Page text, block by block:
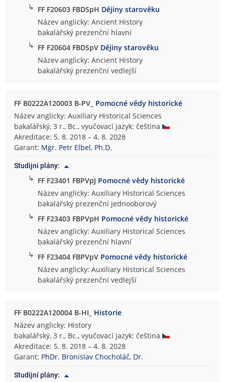
↳ FF F20603 FBDSpH Dějiny starověku
Název anglicky: Ancient History
bakalářský prezenční hlavní
↳ FF F20604 FBDSpV Dějiny starověku
Název anglicky: Ancient History
bakalářský prezenční vedlejší
FF B0222A120003 B-PV_ Pomocné vědy historické
Název anglicky: Auxiliary Historical Sciences
bakalářský, 3 r., Bc., vyučovací jazyk: čeština
Akreditace: 5. 8. 2018 – 4. 8. 2028
Garant: Mgr. Petr Elbel, Ph.D.
Studijní plány:
↳ FF F23401 FBPVpJ Pomocné vědy historické
Název anglicky: Auxiliary Historical Sciences
bakalářský prezenční jednooborový
↳ FF F23403 FBPVpH Pomocné vědy historické
Název anglicky: Auxiliary Historical Sciences
bakalářský prezenční hlavní
↳ FF F23404 FBPVpV Pomocné vědy historické
Název anglicky: Auxiliary Historical Sciences
bakalářský prezenční vedlejší
FF B0222A120004 B-HI_ Historie
Název anglicky: History
bakalářský, 3 r., Bc., vyučovací jazyk: čeština
Akreditace: 5. 8. 2018 – 4. 8. 2028
Garant: PhDr. Bronislav Chocholáč, Dr.
Studijní plány: